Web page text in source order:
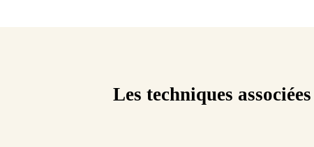
Les techniques associées